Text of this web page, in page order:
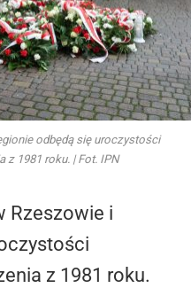
odbędą się uroczystości
z 1981 roku. | Fot. IPN
Rzeszowie i
z 1981 roku.